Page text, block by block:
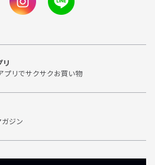
リ
プリでサクサクお買い物
ジン